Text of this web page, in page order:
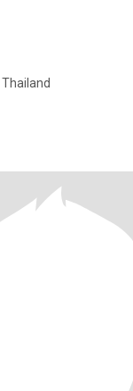
Thailand